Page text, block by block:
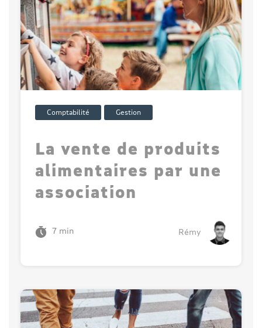
Comptabilité Gestion
La vente de produits
alimentaires par une
association
7 min Rémy